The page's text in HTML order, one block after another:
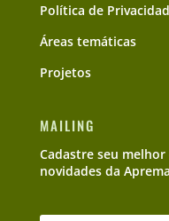
Política de
Áreas temáticas
Projetos
MAILING
Cadastre seu
novidades da